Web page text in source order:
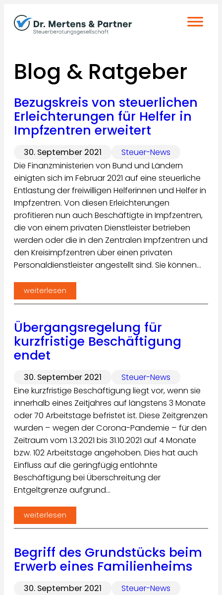
Inhalt
springen
Blog & Ratgeber
Bezugskreis von steuerlichen
Erleichterungen für Helfer in
Impfzentren erweitert
30. September 2021
Steuer-News
Die Finanzministerien von Bund und Ländern
einigten sich im Februar 2021 auf eine steuerliche
Entlastung der freiwilligen Helferinnen und Helfer in
Impfzentren. Von diesen Erleichterungen
profitieren nun auch Beschäftigte in Impfzentren,
die von einem privaten Dienstleister betrieben
werden oder die in den Zentralen Impfzentren und
den Kreisimpfzentren über einen privaten
Personaldienstleister angestellt sind. Sie können…
weiterlesen
Übergangsregelung für
kurzfristige Beschäftigung
endet
30. September 2021
Steuer-News
Eine kurzfristige Beschäftigung liegt vor, wenn sie
innerhalb eines Zeitjahres auf längstens 3 Monate
oder 70 Arbeitstage befristet ist. Diese Zeitgrenzen
wurden – wegen der Corona-Pandemie – für den
Zeitraum vom 1.3.2021 bis 31.10.2021 auf 4 Monate
bzw. 102 Arbeitstage angehoben. Dies hat auch
Einfluss auf die geringfügig entlohnte
Beschäftigung bei Überschreitung der
Entgeltgrenze aufgrund…
weiterlesen
Begriff des Grundstücks beim
Erwerb eines Familienheims
30. September 2021
Steuer-News